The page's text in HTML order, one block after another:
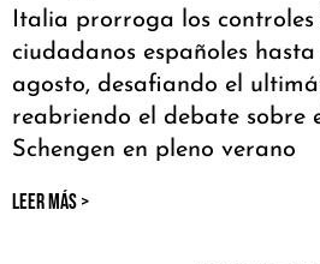
Italia prorroga los
ciudadanos españoles
agosto, desafiando el
reabriendo el debate sobre
Schengen en pleno verano
LEER MÁS >